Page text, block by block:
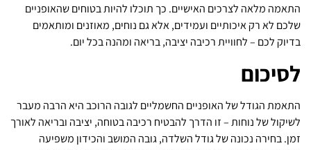
התאמה מלאה לצרכים האישיים. כך תוכלו להיות בטוחים שהאופניים
שלכם לא רק איכותיים ועמידים, אלא גם נוחים, מאוזנים ומותאמים
בדיוק לכם – לחוויית רכיבה יציבה, בריאה ומהנה בכל יום.
לסיכום
התאמת הגודל של האופניים החשמליים לגובה הרוכב היא הרבה מעבר
לשיקול של נוחות – זו הדרך להבטיח רכיבה בטוחה, יציבה ובריאה לאורך
זמן. בחירה נכונה של גודל השלדה, גובה המושב והכידון משפיעה